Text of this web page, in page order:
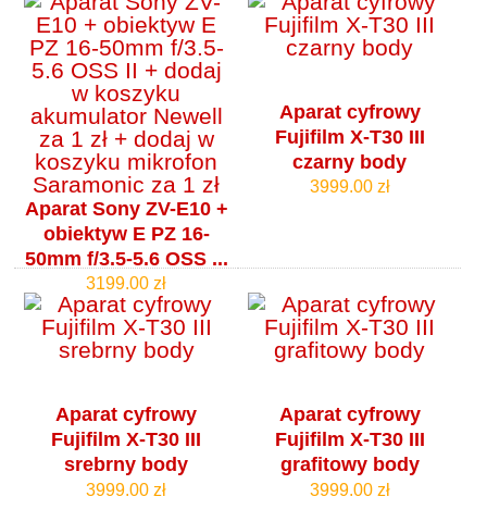
Aparat Sony ZV-E10 +
obiektyw E PZ 16-
50mm f/3.5-5.6 OSS ...
3199.00 zł
Aparat cyfrowy
Fujifilm X-T30 III
czarny body
3999.00 zł
Aparat cyfrowy
Fujifilm X-T30 III
srebrny body
3999.00 zł
Aparat cyfrowy
Fujifilm X-T30 III
grafitowy body
3999.00 zł